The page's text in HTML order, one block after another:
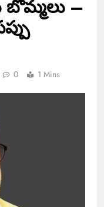
బొమ్మలు –
0 1 Mins